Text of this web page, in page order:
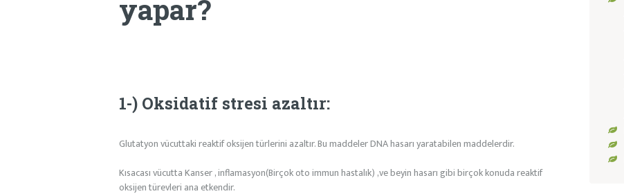
yapar?
1-) Oksidatif stresi azaltır:
Glutatyon vücuttaki reaktif oksijen türlerini azaltır. Bu maddeler DNA hasarı yaratabilen maddelerdir.
Kısacası vücutta Kanser , inflamasyon(Birçok oto immun hastalık) ,ve beyin hasarı gibi birçok konuda reaktif
oksijen türevleri ana etkendir.